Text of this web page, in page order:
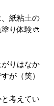
紙粘土の
り体験🎨
りはなか
が（笑）
考えてい